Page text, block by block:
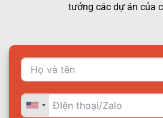
tưởng các dự án của